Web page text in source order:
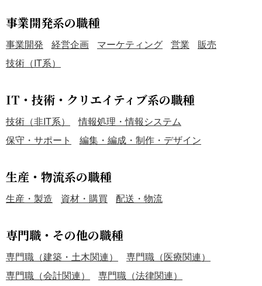
事業開発系の職種
事業開発 経営企画 マーケティング 営業
販売
技術（IT系）
IT・技術・クリエイティブ系の職種
技術（非IT系）
情報処理・情報システム
保守・サポート
編集・編成・制作・デザイン
生産・物流系の職種
生産・製造 資材・購買 配送・物流
専門職・その他の職種
専門職（建築・土木関連）
専門職（医療関連）
専門職（会計関連）
専門職（法律関連）